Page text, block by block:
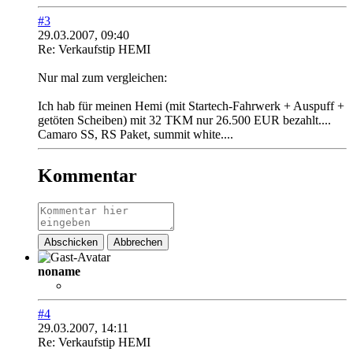
#3
29.03.2007, 09:40
Re: Verkaufstip HEMI
Nur mal zum vergleichen:
Ich hab für meinen Hemi (mit Startech-Fahrwerk + Auspuff +
getöten Scheiben) mit 32 TKM nur 26.500 EUR bezahlt....
Camaro SS, RS Paket, summit white....
Kommentar
Abschicken Abbrechen
noname
#4
29.03.2007, 14:11
Re: Verkaufstip HEMI